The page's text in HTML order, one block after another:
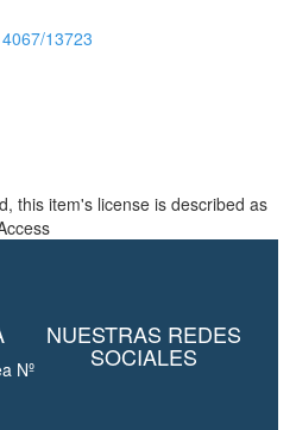
13723
this item's license is described as
Nº
NUESTRAS REDES
SOCIALES